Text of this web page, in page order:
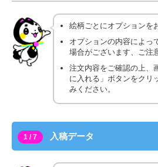
絵柄ごとにオプションを
オプションの内容によっ
場合がございます、ご注
注文内容をご確認の上、
に入れる」ボタンをクリ
みください。
1 / 7 入稿データ